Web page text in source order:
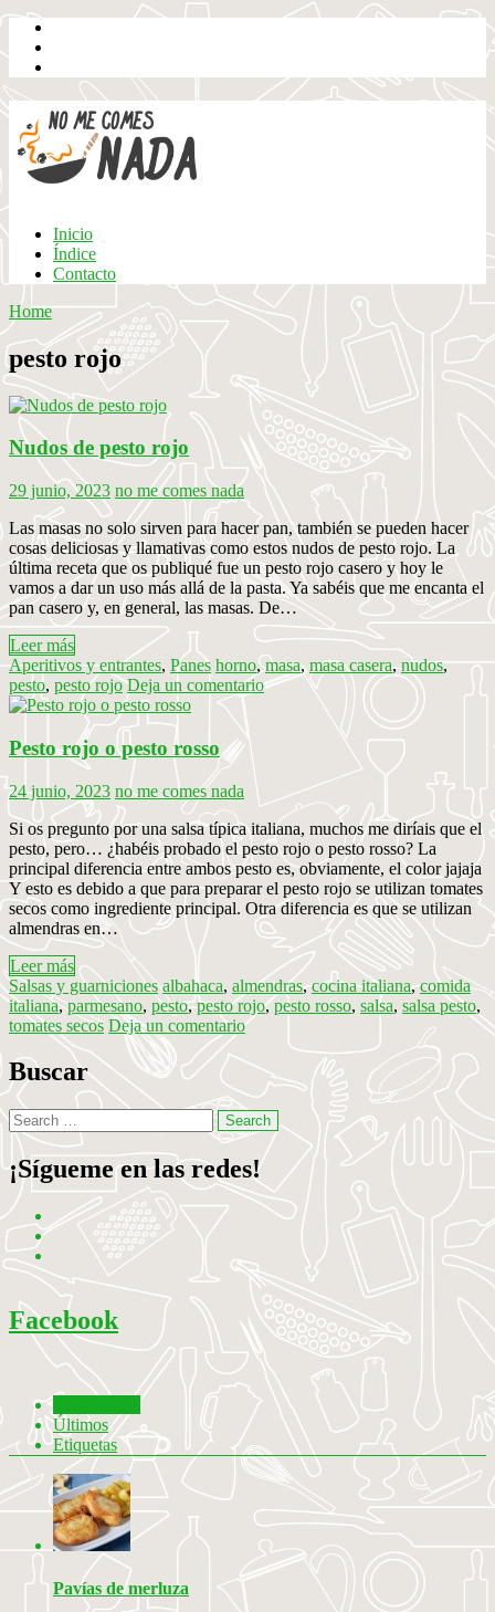
Inicio
Índice
Contacto
Home
pesto rojo
Nudos de pesto rojo
29 junio, 2023 no me comes nada
Las masas no solo sirven para hacer pan, también se pueden hacer
cosas deliciosas y llamativas como estos nudos de pesto rojo. La
última receta que os publiqué fue un pesto rojo casero y hoy le
vamos a dar un uso más allá de la pasta. Ya sabéis que me encanta el
pan casero y, en general, las masas. De…
Leer más
Aperitivos y entrantes, Panes horno,masa, masa casera,nudos,
pesto, pesto rojo Deja un comentario
Pesto rojo o pesto rosso
24 junio, 2023 no me comes nada
Si os pregunto por una salsa típica italiana, muchos me diríais que el
pesto, pero… ¿habéis probado el pesto rojo o pesto rosso? La
principal diferencia entre ambos pesto es, obviamente, el color jajaja
Y esto es debido a que para preparar el pesto rojo se utilizan tomates
secos como ingrediente principal. Otra diferencia es que se utilizan
almendras en…
Leer más
Salsas y guarniciones albahaca, almendras,cocina italiana,comida
italiana,parmesano, pesto,pesto rojo,pesto rosso, salsa, salsa pesto,
tomates secos Deja un comentario
Buscar
¡Sígueme en las redes!
Facebook
Últimos
Etiquetas
Pavías de merluza